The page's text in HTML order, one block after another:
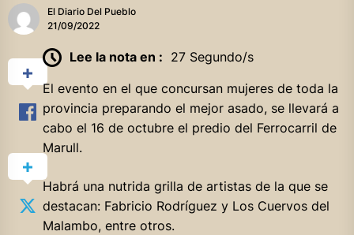
El Diario Del Pueblo
21/09/2022
Lee la nota en : 27 Segundo/s
El evento en el que concursan mujeres de toda la
provincia preparando el mejor asado, se llevará a
cabo el 16 de octubre el predio del Ferrocarril de
Marull.
Habrá una nutrida grilla de artistas de la que se
destacan: Fabricio Rodríguez y Los Cuervos del
Malambo, entre otros.